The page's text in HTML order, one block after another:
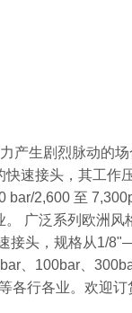
产生剧烈脉动的
速接头，其工作
2,600 至
广泛系列欧洲
头，规格从1/
、100bar、
行各业。欢迎订